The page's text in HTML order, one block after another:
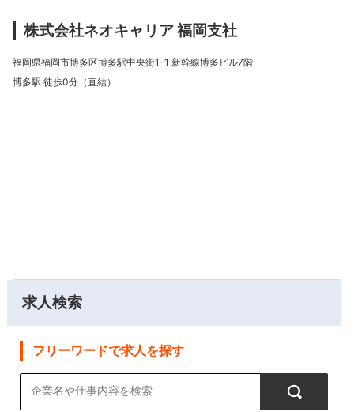
求人検索
フリーワードで求人を探す
株式会社ネオキャリア 福岡支社
福岡県福岡市博多区博多駅中央街1-1 新幹線博多ビル7階
博多駅 徒歩0分（直結）